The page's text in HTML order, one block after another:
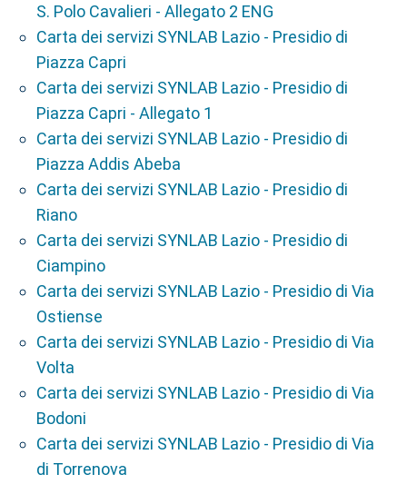
S. Polo Cavalieri - Allegato 2 ENG
Carta dei servizi SYNLAB Lazio - Presidio di
Piazza Capri
Carta dei servizi SYNLAB Lazio - Presidio di
Piazza Capri - Allegato 1
Carta dei servizi SYNLAB Lazio - Presidio di
Piazza Addis Abeba
Carta dei servizi SYNLAB Lazio - Presidio di
Riano
Carta dei servizi SYNLAB Lazio - Presidio di
Ciampino
Carta dei servizi SYNLAB Lazio - Presidio di Via
Ostiense
Carta dei servizi SYNLAB Lazio - Presidio di Via
Volta
Carta dei servizi SYNLAB Lazio - Presidio di Via
Bodoni
Carta dei servizi SYNLAB Lazio - Presidio di Via
di Torrenova